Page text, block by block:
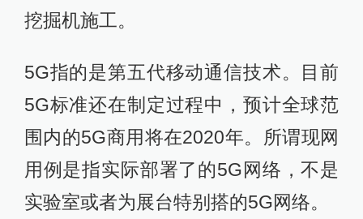
挖掘机施工。
5G指的是第五代移动通信技术。目前
5G标准还在制定过程中，预计全球范
围内的5G商用将在2020年。所谓现网
用例是指实际部署了的5G网络，不是
实验室或者为展台特别搭的5G网络。